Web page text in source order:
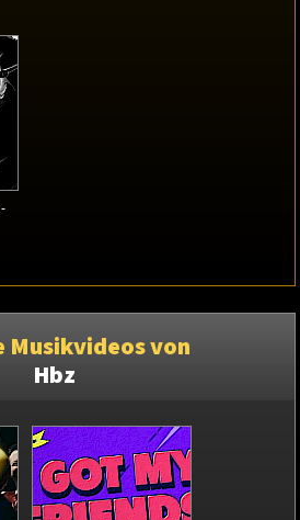
Musikvideos von
Hbz